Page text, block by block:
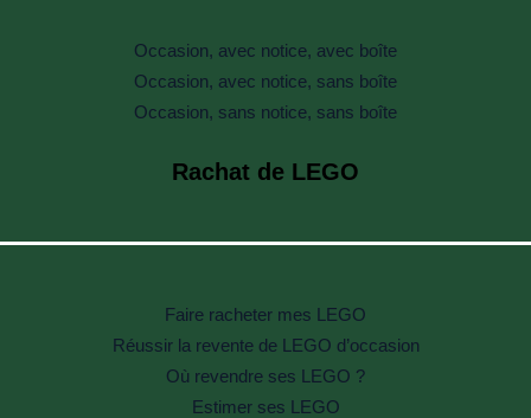
Occasion, avec notice, avec boîte
Occasion, avec notice, sans boîte
Occasion, sans notice, sans boîte
Rachat de LEGO
Faire racheter mes LEGO
Réussir la revente de LEGO d’occasion
Où revendre ses LEGO ?
Estimer ses LEGO